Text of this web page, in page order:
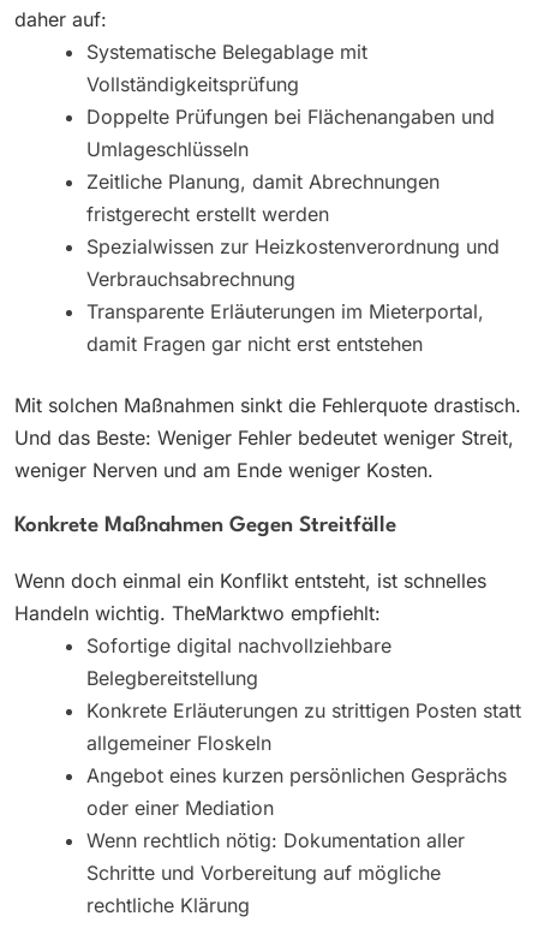
daher auf:
Systematische Belegablage mit
Vollständigkeitsprüfung
Doppelte Prüfungen bei Flächenangaben und
Umlageschlüsseln
Zeitliche Planung, damit Abrechnungen
fristgerecht erstellt werden
Spezialwissen zur Heizkostenverordnung und
Verbrauchsabrechnung
Transparente Erläuterungen im Mieterportal,
damit Fragen gar nicht erst entstehen
Mit solchen Maßnahmen sinkt die Fehlerquote drastisch.
Und das Beste: Weniger Fehler bedeutet weniger Streit,
weniger Nerven und am Ende weniger Kosten.
Konkrete Maßnahmen Gegen Streitfälle
Wenn doch einmal ein Konflikt entsteht, ist schnelles
Handeln wichtig. TheMarktwo empfiehlt:
Sofortige digital nachvollziehbare
Belegbereitstellung
Konkrete Erläuterungen zu strittigen Posten statt
allgemeiner Floskeln
Angebot eines kurzen persönlichen Gesprächs
oder einer Mediation
Wenn rechtlich nötig: Dokumentation aller
Schritte und Vorbereitung auf mögliche
rechtliche Klärung